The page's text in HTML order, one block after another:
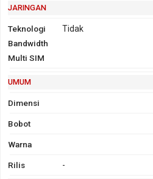
JARINGAN
Teknologi Tidak
2G
GPRS
Bandwidth
Multi SIM
UMUM
Dimensi
Bobot
Warna
Rilis -